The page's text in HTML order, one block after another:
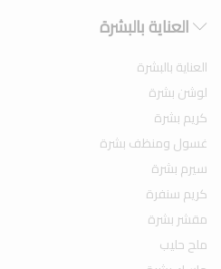
العناية بالبشرة
العناية بالبشرة
لوشن بشرة
كريم بشرة
غسول ومنظف بشرة
سيرم بشرة
كريم سنفرة
مقشر بشرة
ملح حليب